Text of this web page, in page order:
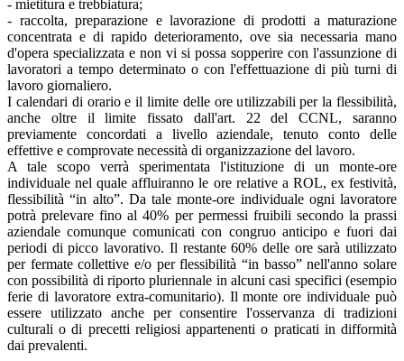
- mietitura e trebbiatura;
- raccolta, preparazione e lavorazione di prodotti a maturazione
concentrata e di rapido deterioramento, ove sia necessaria mano
d'opera specializzata e non vi si possa sopperire con l'assunzione di
lavoratori a tempo determinato o con l'effettuazione di più turni di
lavoro giornaliero.
I calendari di orario e il limite delle ore utilizzabili per la flessibilità,
anche oltre il limite fissato dall'art. 22 del CCNL, saranno
previamente concordati a livello aziendale, tenuto conto delle
effettive e comprovate necessità di organizzazione del lavoro.
A tale scopo verrà sperimentata l'istituzione di un monte-ore
individuale nel quale affluiranno le ore relative a ROL, ex festività,
flessibilità “in alto”. Da tale monte-ore individuale ogni lavoratore
potrà prelevare fino al 40% per permessi fruibili secondo la prassi
aziendale comunque comunicati con congruo anticipo e fuori dai
periodi di picco lavorativo. Il restante 60% delle ore sarà utilizzato
per fermate collettive e/o per flessibilità “in basso” nell'anno solare
con possibilità di riporto pluriennale in alcuni casi specifici (esempio
ferie di lavoratore extra-comunitario). Il monte ore individuale può
essere utilizzato anche per consentire l'osservanza di tradizioni
culturali o di precetti religiosi appartenenti o praticati in difformità
dai prevalenti.